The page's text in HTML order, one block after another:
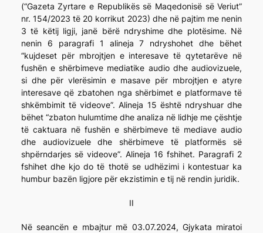
(“Gazeta Zyrtare e Republikës së Maqedonisë së Veriut”
nr. 154/2023 të 20 korrikut 2023) dhe në pajtim me nenin
3 të këtij ligji, janë bërë ndryshime dhe plotësime. Në
nenin 6 paragrafi 1 alineja 7 ndryshohet dhe bëhet
“kujdeset për mbrojtjen e interesave të qytetarëve në
fushën e shërbimeve mediatike audio dhe audiovizuele,
si dhe për vlerësimin e masave për mbrojtjen e atyre
interesave që zbatohen nga shërbimet e platformave të
shkëmbimit të videove”. Alineja 15 është ndryshuar dhe
bëhet “zbaton hulumtime dhe analiza në lidhje me çështje
të caktuara në fushën e shërbimeve të mediave audio
dhe audiovizuele dhe shërbimeve të platformës së
shpërndarjes së videove”. Alineja 16 fshihet. Paragrafi 2
fshihet dhe kjo do të thotë se udhëzimi i kontestuar ka
humbur bazën ligjore për ekzistimin e tij në rendin juridik.
II
Në seancën e mbajtur më 03.07.2024, Gjykata miratoi